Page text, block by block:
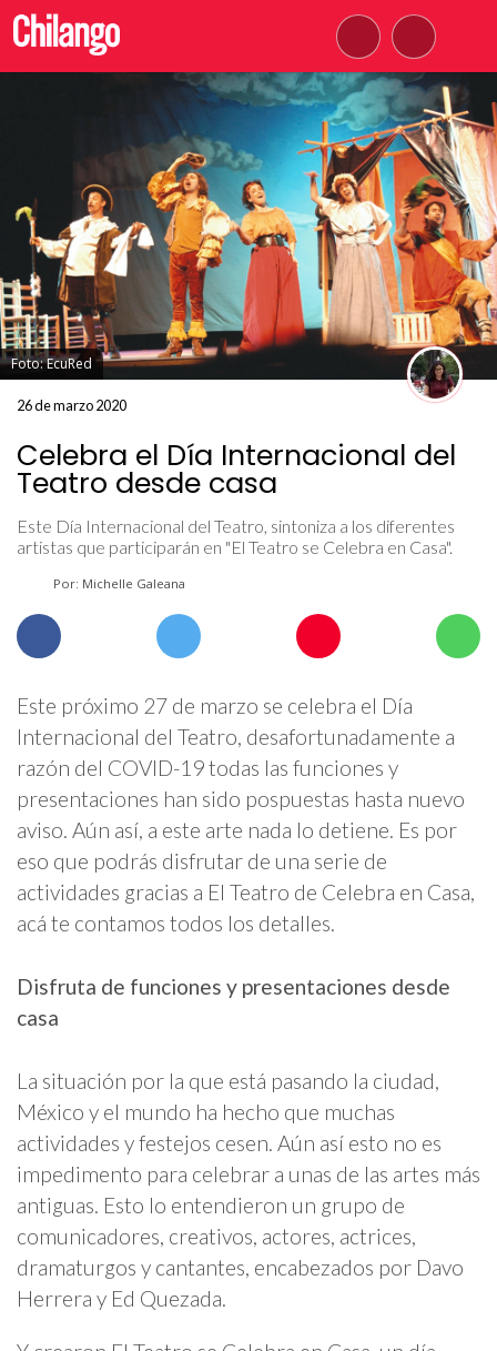
Foto: EcuRed
26 de marzo 2020
Celebra el Día Internacional del
Teatro desde casa
Este Día Internacional del Teatro, sintoniza a los diferentes
artistas que participarán en "El Teatro se Celebra en Casa".
Por: Michelle Galeana
Este próximo 27 de marzo se celebra el Día
Internacional del Teatro, desafortunadamente a
razón del COVID-19 todas las funciones y
presentaciones han sido pospuestas hasta nuevo
aviso. Aún así, a este arte nada lo detiene. Es por
eso que podrás disfrutar de una serie de
actividades gracias a El Teatro de Celebra en Casa,
acá te contamos todos los detalles.
Disfruta de funciones y presentaciones desde
casa
La situación por la que está pasando la ciudad,
México y el mundo ha hecho que muchas
actividades y festejos cesen. Aún así esto no es
impedimento para celebrar a unas de las artes más
antiguas. Esto lo entendieron un grupo de
comunicadores, creativos, actores, actrices,
dramaturgos y cantantes, encabezados por Davo
Herrera y Ed Quezada.